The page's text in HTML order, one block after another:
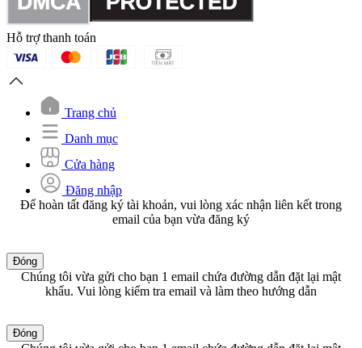
Hỗ trợ thanh toán
Trang chủ
Danh mục
Cửa hàng
Đăng nhập
Để hoàn tất đăng ký tài khoản, vui lòng xác nhận liên kết trong
email của bạn vừa đăng ký
Đóng
Chúng tôi vừa gửi cho bạn 1 email chứa đường dẫn đặt lại mật
khẩu. Vui lòng kiểm tra email và làm theo hướng dẫn
Đóng